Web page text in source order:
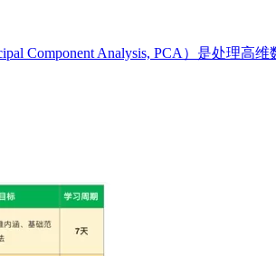
Component Analysis, PCA）是处理高